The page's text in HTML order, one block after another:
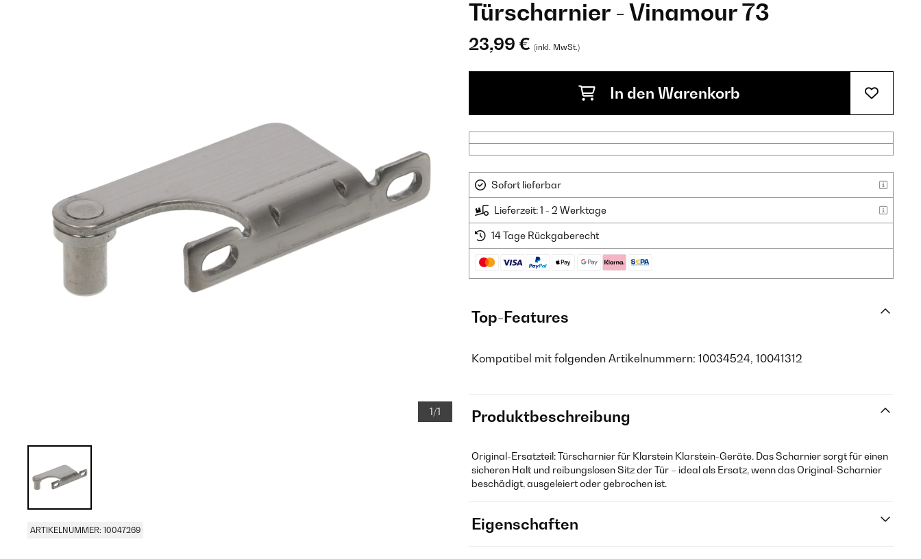
1/1
ARTIKELNUMMER: 10047269
Türscharnier - Vinamour 73
23,99 € (inkl. MwSt.)
In den Warenkorb
Sofort lieferbar
Lieferzeit: 1 - 2 Werktage
14 Tage Rückgaberecht
Top-Features
Kompatibel mit folgenden Artikelnummern: 10034524, 10041312
Produktbeschreibung
Original-Ersatzteil: Türscharnier für Klarstein Klarstein-Geräte. Das Scharnier sorgt für einen
sicheren Halt und reibungslosen Sitz der Tür – ideal als Ersatz, wenn das Original-Scharnier
beschädigt, ausgeleiert oder gebrochen ist.
Eigenschaften